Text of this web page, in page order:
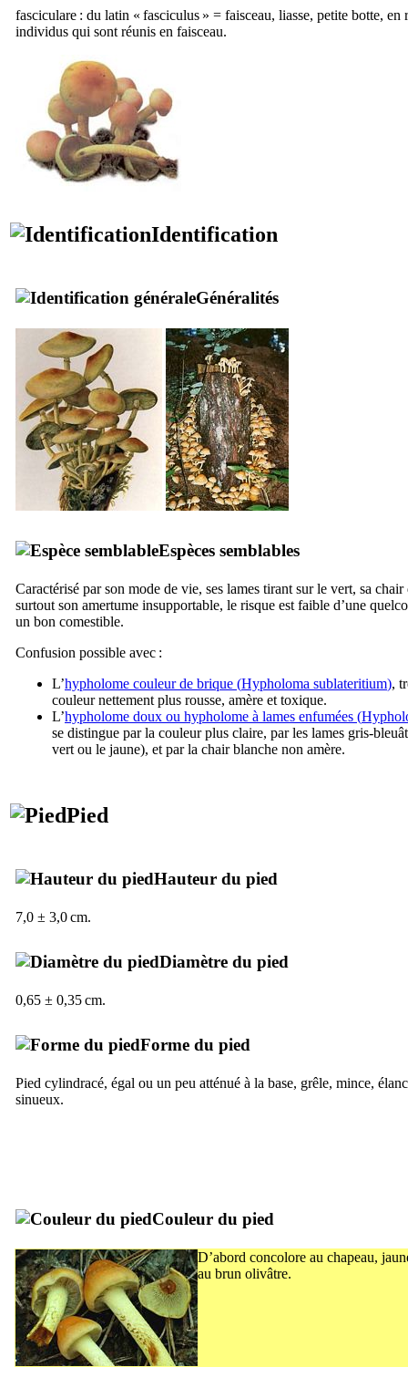
fasciculare : du latin « fasciculus » = faisceau, liasse, petite botte, en
individus qui sont réunis en faisceau.
Identification
Généralités
Espèces semblables
Caractérisé par son mode de vie, ses lames tirant sur le vert, sa chair
surtout son amertume insupportable, le risque est faible d’une
un bon comestible.
Confusion possible avec :
L’hypholome couleur de brique (Hypholoma sublateritium),
couleur nettement plus rousse, amère et toxique.
L’hypholome doux ou hypholome à lames enfumées (
se distingue par la couleur plus claire, par les lames gris-
vert ou le jaune), et par la chair blanche non amère.
Pied
Hauteur du pied
7,0 ± 3,0 cm.
Diamètre du pied
0,65 ± 0,35 cm.
Forme du pied
Pied cylindracé, égal ou un peu atténué à la base, grêle, mince,
sinueux.
Couleur du pied
D’abord concolore au chapeau,
au brun olivâtre.